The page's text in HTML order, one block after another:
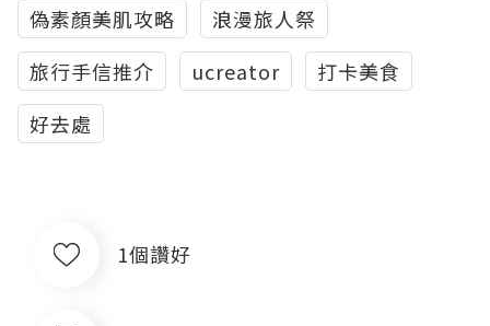
偽素顏美肌攻略
浪漫旅人祭
旅行手信推介
ucreator
打卡美食
好去處
1個讚好